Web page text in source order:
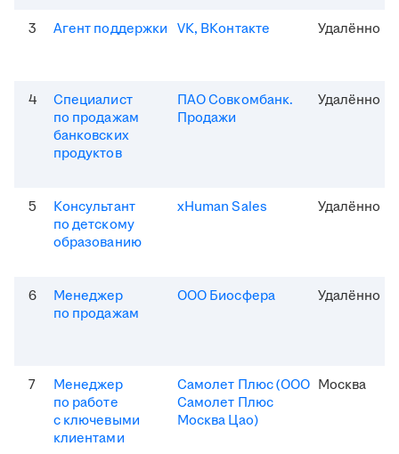
3 Агент поддержки VK, ВКонтакте Удалённо
4
Специалист
по продажам
банковских
продуктов
ПАО Совкомбанк.
Продажи
Удалённо
5
Консультант
по детскому
образованию
xHuman Sales Удалённо
6
Менеджер
по продажам
ООО Биосфера Удалённо
7
Менеджер
по работе
с ключевыми
клиентами
Самолет Плюс (ООО
Самолет Плюс
Москва Цао)
Москва